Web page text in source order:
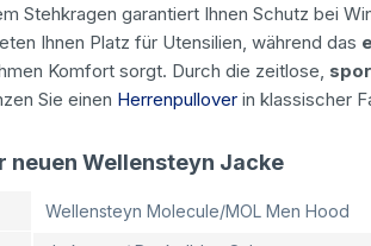
Stehkragen garantiert Ihnen Schutz bei
Ihnen Platz für Utensilien, während das
Komfort sorgt. Durch die zeitlose,
Sie einen Herrenpullover in klassischer
neuen Wellensteyn Jacke
Wellensteyn Molecule/MOL Men Hood